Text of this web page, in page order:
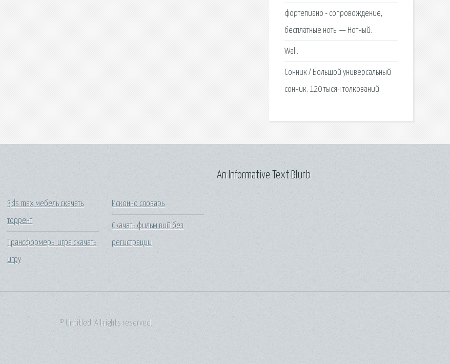
фортепиано - сопровождение,
бесплатные ноты — Нотный.
Wall.
Сонник / Большой универсальный
сонник. 120 тысяч толкований.
3ds max мебель скачать
торрент
Трансформеры игра скачать
игру
Исконно словарь
Скачать фильм вий без
регистрации
An Informative Text Blurb
© Untitled. All rights reserved.